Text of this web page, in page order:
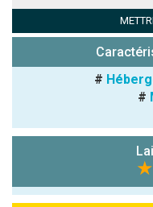
Antispam -
chiffres) :
:
#
#